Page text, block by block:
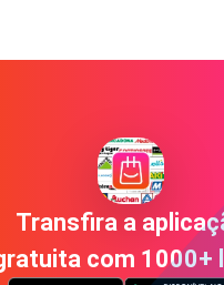
Transfira a
com 1000+